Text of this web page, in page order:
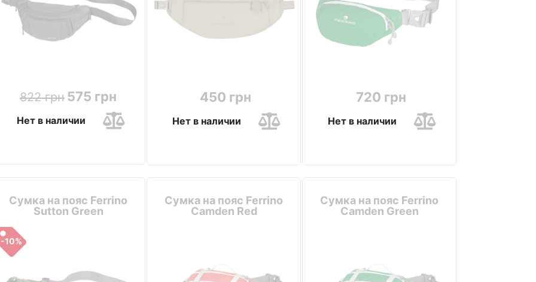
822 грн 575 грн
Нет в наличии
450 грн
Нет в наличии
720 грн
Нет в наличии
Сумка на пояс Ferrino
Sutton Green
-10%
Сумка на пояс Ferrino
Camden Red
Сумка на пояс Ferrino
Camden Green